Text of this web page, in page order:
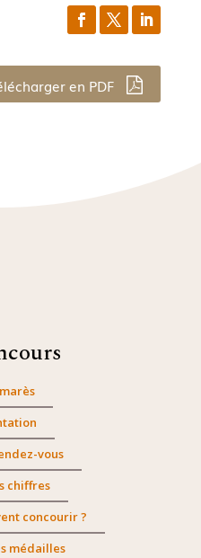
en PDF
vous
chiffres
concourir ?
médailles